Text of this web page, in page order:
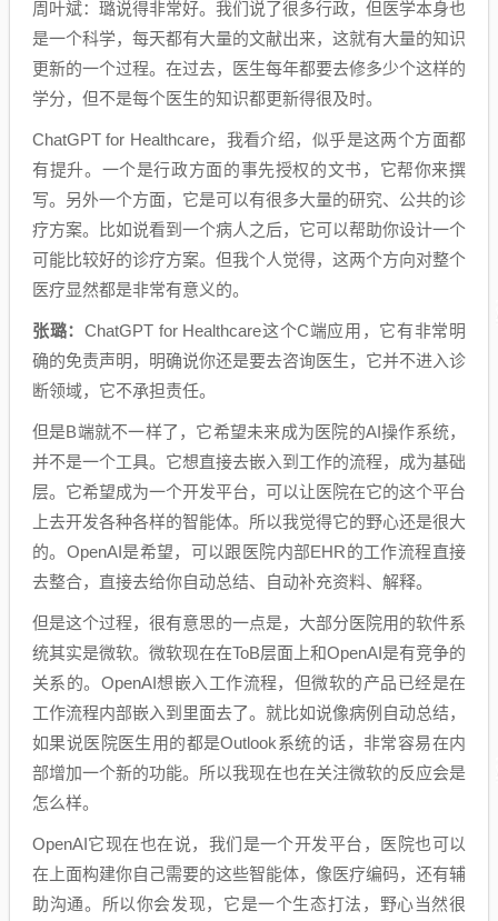
周叶斌：璐说得非常好。我们说了很多行政，但医学本身也
是一个科学，每天都有大量的文献出来，这就有大量的知识
更新的一个过程。在过去，医生每年都要去修多少个这样的
学分，但不是每个医生的知识都更新得很及时。
ChatGPT for Healthcare，我看介绍，似乎是这两个方面都
有提升。一个是行政方面的事先授权的文书，它帮你来撰
写。另外一个方面，它是可以有很多大量的研究、公共的诊
疗方案。比如说看到一个病人之后，它可以帮助你设计一个
可能比较好的诊疗方案。但我个人觉得，这两个方向对整个
医疗显然都是非常有意义的。
张璐： ChatGPT for Healthcare这个C端应用，它有非常明
确的免责声明，明确说你还是要去咨询医生，它并不进入诊
断领域，它不承担责任。
但是B端就不一样了，它希望未来成为医院的AI操作系统，
并不是一个工具。它想直接去嵌入到工作的流程，成为基础
层。它希望成为一个开发平台，可以让医院在它的这个平台
上去开发各种各样的智能体。所以我觉得它的野心还是很大
的。OpenAI是希望，可以跟医院内部EHR的工作流程直接
去整合，直接去给你自动总结、自动补充资料、解释。
但是这个过程，很有意思的一点是，大部分医院用的软件系
统其实是微软。微软现在在ToB层面上和OpenAI是有竞争的
关系的。OpenAI想嵌入工作流程，但微软的产品已经是在
工作流程内部嵌入到里面去了。就比如说像病例自动总结，
如果说医院医生用的都是Outlook系统的话，非常容易在内
部增加一个新的功能。所以我现在也在关注微软的反应会是
怎么样。
OpenAI它现在也在说，我们是一个开发平台，医院也可以
在上面构建你自己需要的这些智能体，像医疗编码，还有辅
助沟通。所以你会发现，它是一个生态打法，野心当然很